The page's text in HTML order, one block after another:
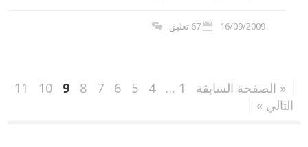
16/09/2009 67 تعليق
« الصفحة السابقة 1
…
4
5
6
7
8
9
10
11
التالي »